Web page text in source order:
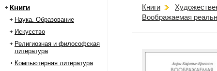
Книги
Наука. Образование
Искусство
Религиозная и философская
литература
Компьютерная литература
Книги
Воображаемая